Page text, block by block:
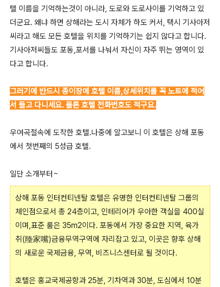
텔 이름을 기억하는것이 아니라, 도로와 도로사이를 기억하고 있
더군요. 왜냐 하면 상해라는 도시 자체가 하도 커서, 택시 기사아저
씨라고 해도 모든 호텔을 위치를 기억하기는 쉽지 않다고 합니다.
기사아저씨들도 포동,포서를 나눠서 자신이 자주 뛰는 영역이 있
다고 합니다.
그러기에 반드시 종이장에 호텔 이름,상세위치를 꼭 노트에 적어
서 들고 다니세요. 물론 호텔 전화번호도 적구요.
우여곡절속에 도착한 호텔.나중에 알고보니 이 호텔은 상해 포동
에서 첫번째의 5성급 호텔.
일단 소개부터~
상해 포동 인터컨티넨탈 호텔은 유명한 인터컨티넨탈 그룹의
체인점으로서 총 24층이고, 인테리어가 우아한 객실을 400실
이며,표준 룸은 35m2이다. 포동에서 가장 중요한 지역, 육가
취(陸家嘴)금융무역구역에 자리잡고 있고, 이곳은 향후 상해
의 새로운 국제금융, 무역, 비즈니스센터로 될 것이다.
호텔은 홍교국제공항과 25분, 기차역과 30분, 도심에서 10분